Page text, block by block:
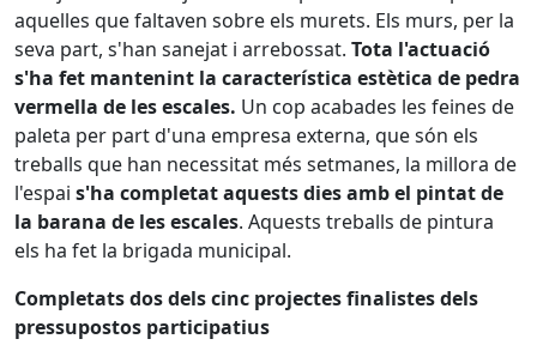
aquelles que faltaven sobre els murets. Els murs, per la
seva part, s'han sanejat i arrebossat. Tota l'actuació
s'ha fet mantenint la característica estètica de pedra
vermella de les escales. Un cop acabades les feines de
paleta per part d'una empresa externa, que són els
treballs que han necessitat més setmanes, la millora de
l'espai s'ha completat aquests dies amb el pintat de
la barana de les escales. Aquests treballs de pintura
els ha fet la brigada municipal.
Completats dos dels cinc projectes finalistes dels
pressupostos participatius